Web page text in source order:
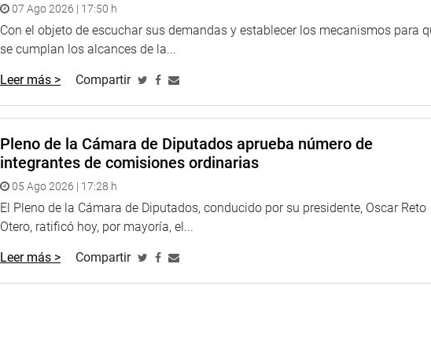
07 Ago 2026 | 17:50 h
Con el objeto de escuchar sus demandas y establecer los mecanismos para
se cumplan los alcances de la...
Leer más > Compartir
Pleno de la Cámara de Diputados aprueba número de
integrantes de comisiones ordinarias
05 Ago 2026 | 17:28 h
El Pleno de la Cámara de Diputados, conducido por su presidente, Oscar Reto
Otero, ratificó hoy, por mayoría, el...
Leer más > Compartir